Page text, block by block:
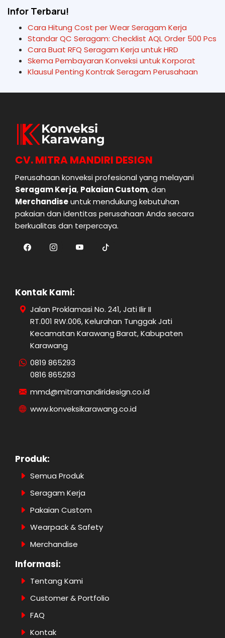
Infor Terbaru!
Cara Hitung Cost per Wear Seragam Kerja
Standar QC Seragam: Checklist AQL Order 500 Pcs
Cara Buat RFQ Seragam Kerja untuk HRD
Skema Pembayaran Konveksi untuk Korporat
Klausul Penting Kontrak Seragam Perusahaan
CV. MITRA MANDIRI DESIGN
Perusahaan konveksi profesional yang melayani
Seragam Kerja, Pakaian Custom, dan
Merchandiseuntuk mendukung kebutuhan
pakaian dan identitas perusahaan Anda secara
berkualitas dan terpercaya.
Kontak Kami:
Jalan Proklamasi No. 241, Jati Ilir II
RT.001 RW.006, Kelurahan Tunggak Jati
Kecamatan Karawang Barat, Kabupaten
Karawang
0819 865293
0816 865293
mmd@mitramandiridesign.co.id
www.konveksikarawang.co.id
Produk:
Semua Produk
Seragam Kerja
Pakaian Custom
Wearpack & Safety
Merchandise
Informasi:
Tentang Kami
Customer & Portfolio
FAQ
Kontak